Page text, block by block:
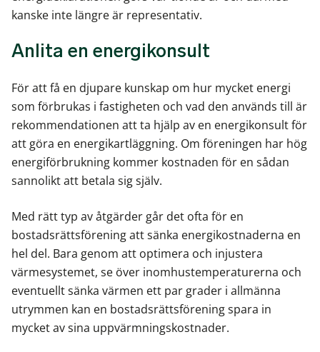
kanske inte längre är representativ.
Anlita en energikonsult
För att få en djupare kunskap om hur mycket energi
som förbrukas i fastigheten och vad den används till är
rekommendationen att ta hjälp av en energikonsult för
att göra en energikartläggning. Om föreningen har hög
energiförbrukning kommer kostnaden för en sådan
sannolikt att betala sig själv.
Med rätt typ av åtgärder går det ofta för en
bostadsrättsförening att sänka energikostnaderna en
hel del. Bara genom att optimera och injustera
värmesystemet, se över inomhustemperaturerna och
eventuellt sänka värmen ett par grader i allmänna
utrymmen kan en bostadsrättsförening spara in
mycket av sina uppvärmningskostnader.